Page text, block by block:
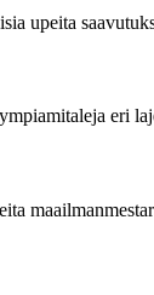
upeita
eri